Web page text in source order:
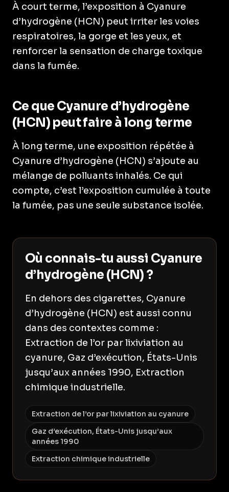
À court terme, l’exposition à Cyanure
d’hydrogène (HCN) peut irriter les voies
respiratoires, la gorge et les yeux, et
renforcer la sensation de charge toxique
dans la fumée.
Ce que Cyanure d’hydrogène
(HCN) peut faire à long terme
À long terme, une exposition répétée à
Cyanure d’hydrogène (HCN) s’ajoute au
mélange de polluants inhalés. Ce qui
compte, c’est l’exposition cumulée à toute
la fumée, pas une seule substance isolée.
Où connais-tu aussi Cyanure
d’hydrogène (HCN) ?
En dehors des cigarettes, Cyanure
d’hydrogène (HCN) est aussi connu
dans des contextes comme :
Extraction de l’or par lixiviation au
cyanure, Gaz d’exécution, États-Unis
jusqu’aux années 1990, Extraction
chimique industrielle.
Extraction de l’or par lixiviation au cyanure
Gaz d’exécution, États-Unis jusqu’aux
années 1990
Extraction chimique industrielle